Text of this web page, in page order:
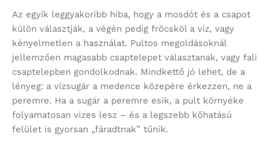
Az egyik leggyakoribb hiba, hogy a mosdót és a csapot
külön választják, a végén pedig fröcsköl a víz, vagy
kényelmetlen a használat. Pultos megoldásoknál
jellemzően magasabb csaptelepet választanak, vagy fali
csaptelepben gondolkodnak. Mindkettő jó lehet, de a
lényeg: a vízsugár a medence közepére érkezzen, ne a
peremre. Ha a sugár a peremre esik, a pult környéke
folyamatosan vizes lesz – és a legszebb kőhatású
felület is gyorsan „fáradtnak” tűnik.